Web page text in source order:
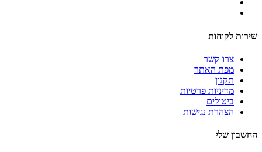
שירות לקוחות
צרו קשר
מפת האתר
תקנון
מדיניות פרטיות
ביטולים
הצהרת נגישות
החשבון שלי